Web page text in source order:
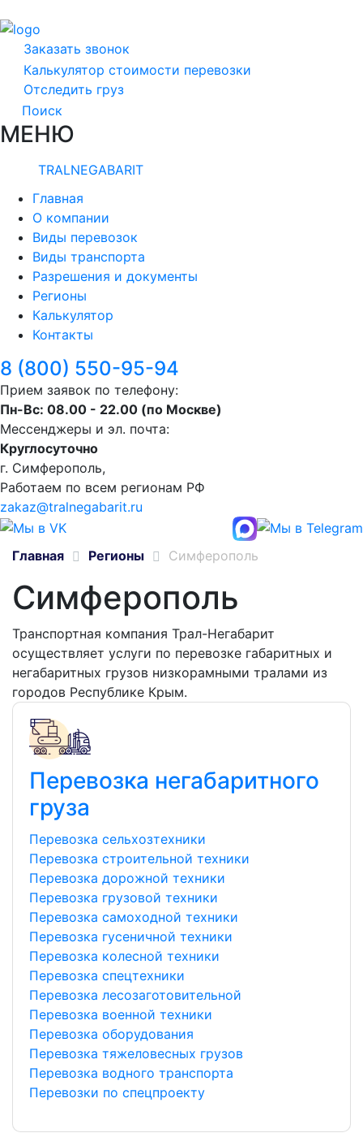
Заказать звонок
Калькулятор стоимости перевозки
Отследить груз
Поиск
МЕНЮ
TRALNEGABARIT
Главная
О компании
Виды перевозок
Виды транспорта
Разрешения и документы
Регионы
Калькулятор
Контакты
8 (800) 550-95-94
Прием заявок по телефону:
Пн-Вс: 08.00 - 22.00 (по Москве)
Мессенджеры и эл. почта:
Круглосуточно
г. Симферополь,
Работаем по всем регионам РФ
zakaz@tralnegabarit.ru
Главная Регионы Симферополь
Симферополь
Транспортная компания Трал-Негабарит
осуществляет услуги по перевозке габаритных и
негабаритных грузов низкорамными тралами из
городов Республике Крым.
Перевозка негабаритного
груза
Перевозка сельхозтехники
Перевозка строительной техники
Перевозка дорожной техники
Перевозка грузовой техники
Перевозка самоходной техники
Перевозка гусеничной техники
Перевозка колесной техники
Перевозка спецтехники
Перевозка лесозаготовительной
Перевозка военной техники
Перевозка оборудования
Перевозка тяжеловесных грузов
Перевозка водного транспорта
Перевозки по спецпроекту